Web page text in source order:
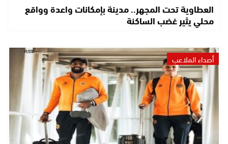
العطاوية تحت المجهر.. مدينة بإمكانات واعدة وواقع
محلي يثير غضب الساكنة
أصداء الملاعب